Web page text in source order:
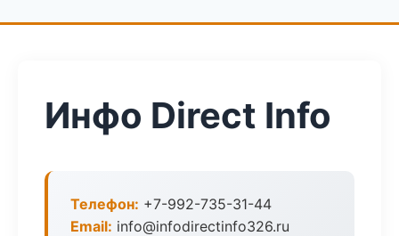
Инфо Direct Info
Телефон: +7-992-735-31-44
Email: info@infodirectinfo326.ru